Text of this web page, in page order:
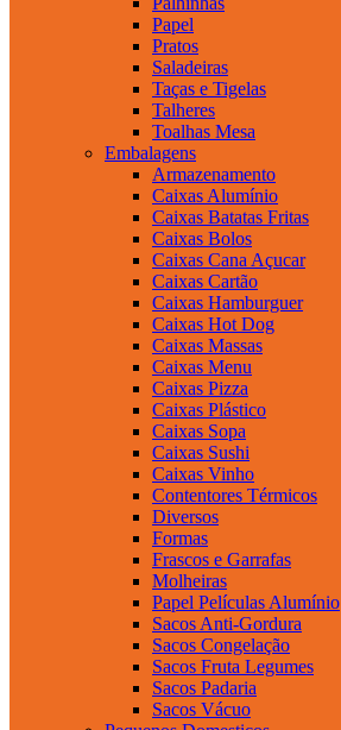
Papel
Pratos
Saladeiras
Taças e Tigelas
Talheres
Toalhas Mesa
Embalagens
Armazenamento
Caixas Alumínio
Caixas Batatas Fritas
Caixas Bolos
Caixas Cana Açucar
Caixas Cartão
Caixas Hamburguer
Caixas Hot Dog
Caixas Massas
Caixas Menu
Caixas Pizza
Caixas Plástico
Caixas Sopa
Caixas Sushi
Caixas Vinho
Contentores Térmicos
Diversos
Formas
Frascos e Garrafas
Molheiras
Papel Películas Alumínio
Sacos Anti-Gordura
Sacos Congelação
Sacos Fruta Legumes
Sacos Padaria
Sacos Vácuo